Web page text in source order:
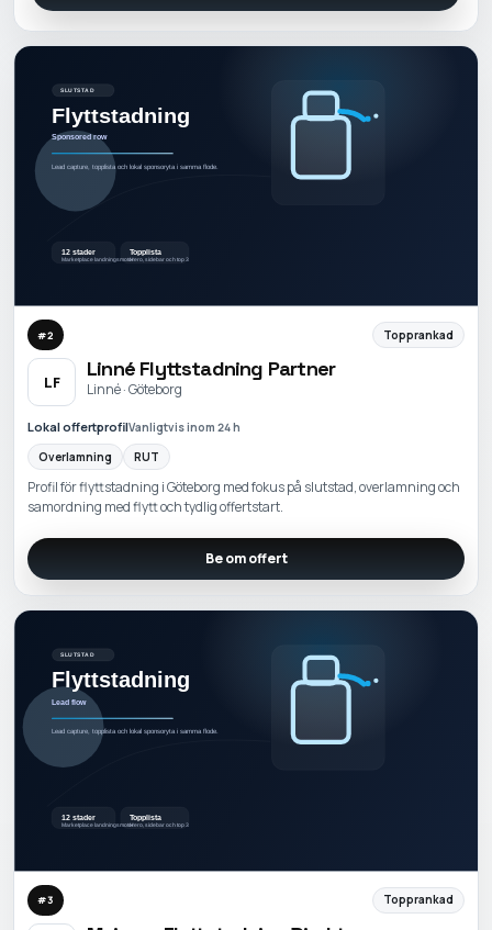
#2 Topprankad
LF
Linné Flyttstadning Partner
Linné · Göteborg
Lokal offertprofilVanligtvis inom 24 h
Overlamning
RUT
Profil för flyttstadning i Göteborg med fokus på slutstad, overlamning och
samordning med flytt och tydlig offertstart.
Be om offert
#3 Topprankad